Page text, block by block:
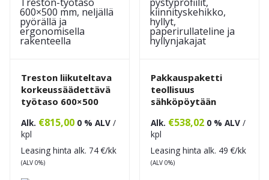
Treston liikuteltava
korkeussäädettävä
työtaso 600×500
Alk. €815,00 0 % ALV /
kpl
Leasing hinta alk. 74€/kk
(ALV 0%)
Pakkauspaketti
teollisuus
sähköpöytään
Alk. €538,02 0 % ALV /
kpl
Leasing hinta alk. 49 €/kk
(ALV 0%)